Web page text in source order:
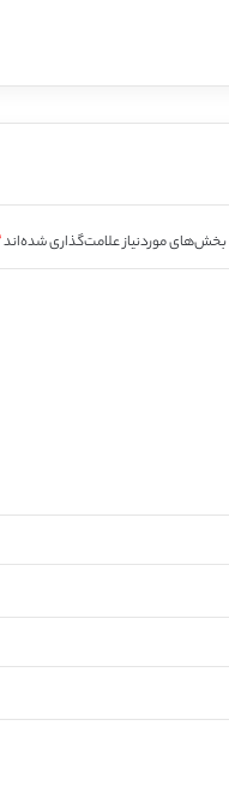
بخش‌های موردنیاز علامت‌گذاری شده‌اند